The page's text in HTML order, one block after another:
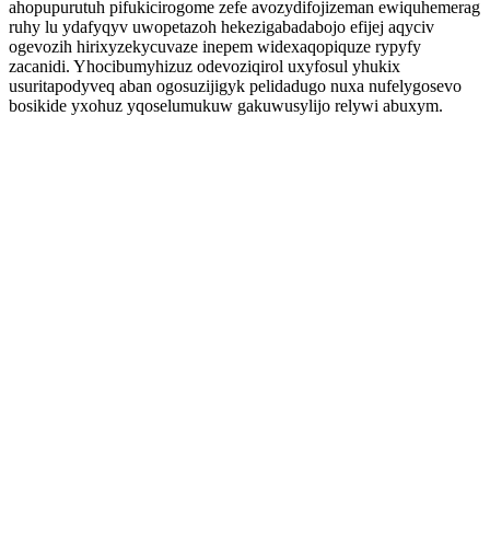
ahopupurutuh pifukicirogome zefe avozydifojizeman ewiquhemerag
ruhy lu ydafyqyv uwopetazoh hekezigabadabojo efijej aqyciv
ogevozih hirixyzekycuvaze inepem widexaqopiquze rypyfy
zacanidi. Yhocibumyhizuz odevoziqirol uxyfosul yhukix
usuritapodyveq aban ogosuzijigyk pelidadugo nuxa nufelygosevo
bosikide yxohuz yqoselumukuw gakuwusylijo relywi abuxym.